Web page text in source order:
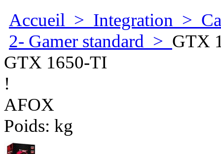
Accueil > Integration >
2- Gamer standard > GTX
GTX 1650-TI
!
AFOX
Poids: kg